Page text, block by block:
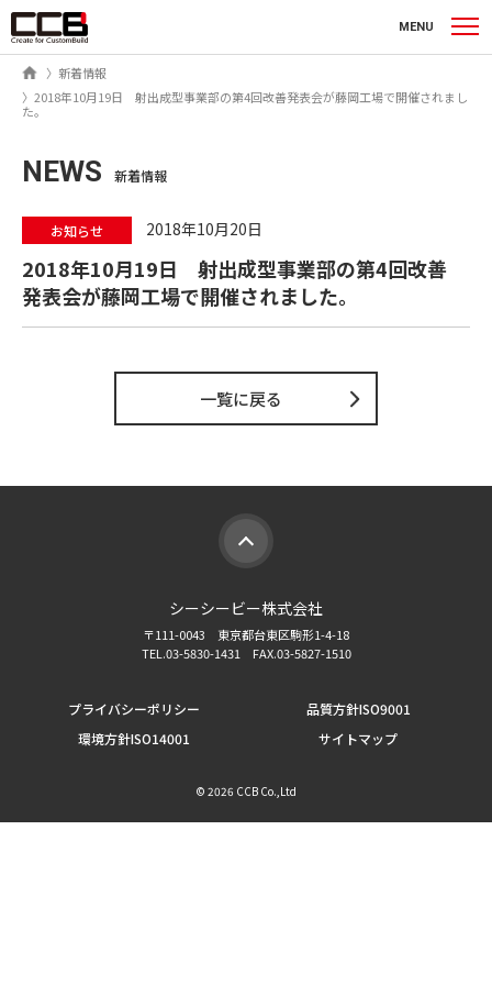
MENU
ホーム新着情報
2018年10月19日 射出成型事業部の第4回改善発表会が藤岡工場で開催されまし
た。
NEWS 新着情報
お知らせ 2018年10月20日
2018年10月19日 射出成型事業部の第4回改善
発表会が藤岡工場で開催されました。
一覧に戻る
シーシービー株式会社
〒111-0043 東京都台東区駒形1-4-18
TEL.03-5830-1431 FAX.03-5827-1510
プライバシーポリシー
品質方針ISO9001
環境方針ISO14001
サイトマップ
© 2026 CCB Co.,Ltd